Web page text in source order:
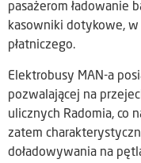
pasażerom ładowanie
kasowniki dotykowe,
płatniczego.
Elektrobusy MAN-a
pozwalającej na
ulicznych Radomia, co
zatem
doładowywania na